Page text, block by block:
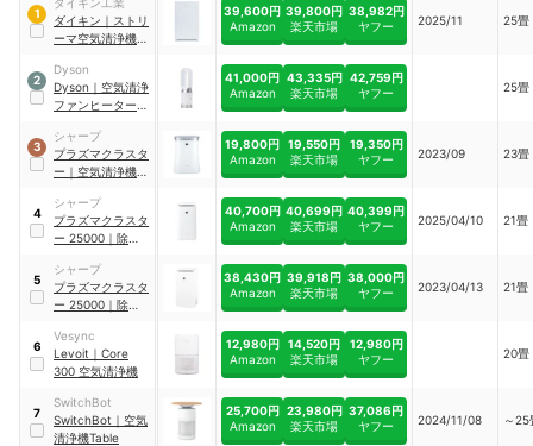
1
ダイキン ｜ ストリ
ーマ空気清浄機
39,600円
Amazon
39,800円
楽天市場
38,982円
ヤフー
2025/11 25畳
2
Dyson
Dyson ｜ 空気清浄
ファンヒーター
41,000円
Amazon
43,335円
楽天市場
42,759円
ヤフー
25畳
3
シャープ
プラズマクラスタ
ー ｜ 空気清浄機
19,800円
Amazon
19,550円
楽天市場
19,350円
ヤフー
2023/09 23畳
4
シャープ
プラズマクラスタ
ー 25000 ｜ 除加湿
TD50-W
40,700円
Amazon
40,699円
楽天市場
40,399円
ヤフー
2025/04/10 21畳
5
シャープ
プラズマクラスタ
ー 25000 ｜ 除加湿
RD50-W
38,430円
Amazon
39,918円
楽天市場
38,000円
ヤフー
2023/04/13 21畳
6
Vesync
Levoit ｜ Core
300 空気清浄機
12,980円
Amazon
14,520円
楽天市場
12,980円
ヤフー
20畳
7
SwitchBot
SwitchBot ｜ 空気
清浄機Table
25,700円
Amazon
23,980円
楽天市場
37,086円
ヤフー
2024/11/08 ～25